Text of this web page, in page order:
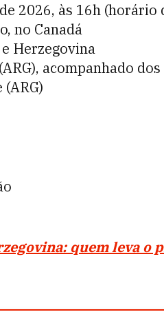
2026, às 16h (horário
no Canadá
Herzegovina
acompanhado
quem leva